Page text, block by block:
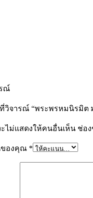
ณ์
วิจารณ์ “พระพรหมนิรมิต
ไม่แสดงให้คนอื่นเห็น ช่อ
ของคุณ *